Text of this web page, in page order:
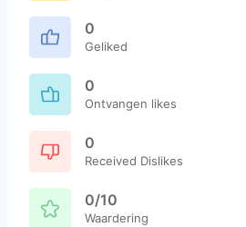
0
Geliked
0
Ontvangen likes
0
Received Dislikes
0/10
Waardering